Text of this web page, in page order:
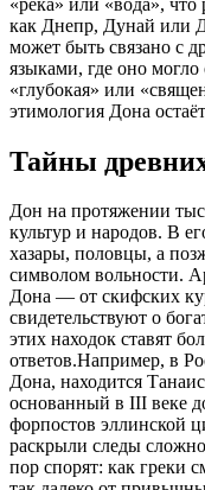
как Днепр, Дунай или
может быть связано с
языками, где оно
«глубокая» или
этимология Дона
Тайны
Дон на протяжении
культур и народов. В
хазары, половцы, а
символом вольности.
Дона — от скифских
свидетельствуют о
этих находок ставят
ответов.Например, в
Дона, находится
основанный в III веке
форпостов эллинской
раскрыли следы
пор спорят: как греки